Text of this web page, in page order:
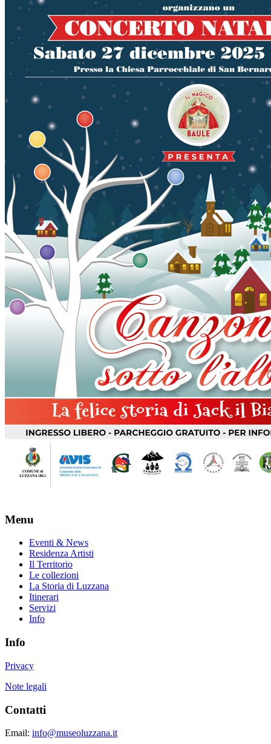
Menu
Eventi & News
Residenza Artisti
Il Territorio
Le collezioni
La Storia di Luzzana
Itinerari
Servizi
Info
Info
Privacy
Note legali
Contatti
Email: info@museoluzzana.it